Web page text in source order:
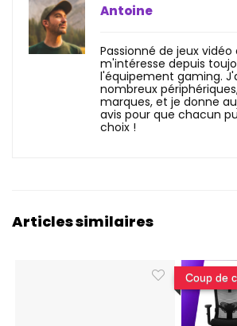
Antoine
Passionné de jeux
m'intéresse depuis
l'équipement gaming.
nombreux
marques, et je donne
avis pour que chacun
choix !
Articles similaires
Coup de